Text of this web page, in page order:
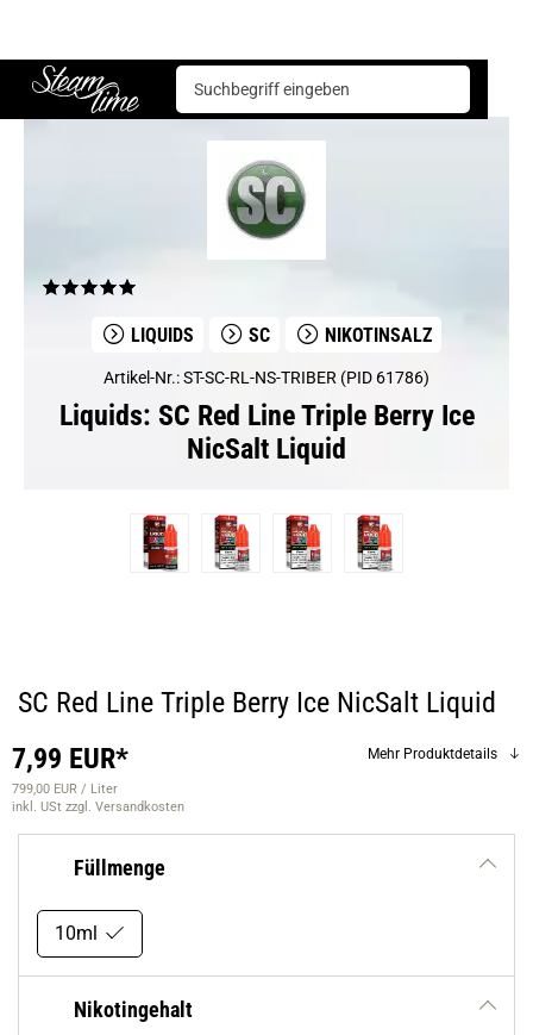
Steam time
Liquids SC Red Line Triple Berry Ice NicSalt Liquid
LIQUIDS SC NIKOTINSALZ
Artikel-Nr.: ST-SC-RL-NS-TRIBER (PID 61786)
Liquids: SC Red Line Triple Berry Ice
NicSalt Liquid
SC Red Line Triple Berry Ice NicSalt Liquid
7,99 EUR*
799,00 EUR / Liter
inkl. USt zzgl. Versandkosten
Mehr Produktdetails
Füllmenge
10ml
Nikotingehalt